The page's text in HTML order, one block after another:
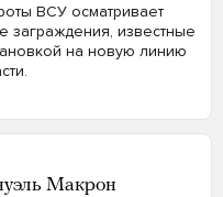
ВСУ осматривает
заграждения, известные
на новую линию
Макрон